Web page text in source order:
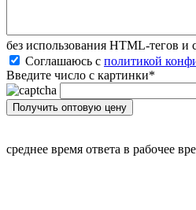
без иcпользования HTML-тегов и
Соглашаюсь с политикой
Введите число с картинки*
среднее время ответа в рабочее